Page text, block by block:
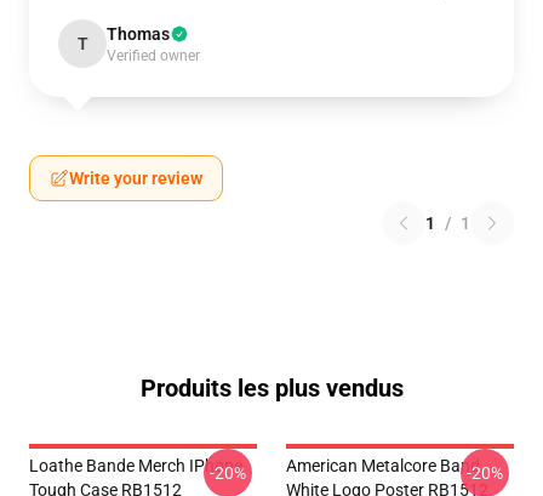
T Thomas
Verified owner
Write your review
1 / 1
Produits les plus vendus
Loathe Bande Merch IPhone
Tough Case RB1512
-20%
American Metalcore Band
White Logo Poster RB1512
-20%